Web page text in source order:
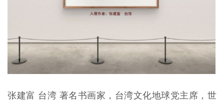
张建富 台湾 著名书画家，台湾文化地球党主席，世